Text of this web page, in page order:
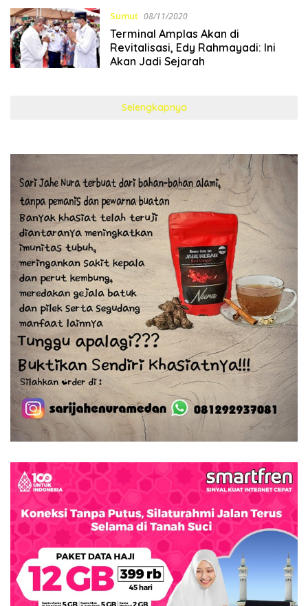
Sumut 08/11/2020
Terminal Amplas Akan di
Revitalisasi, Edy Rahmayadi: Ini
Akan Jadi Sejarah
Selengkapnya